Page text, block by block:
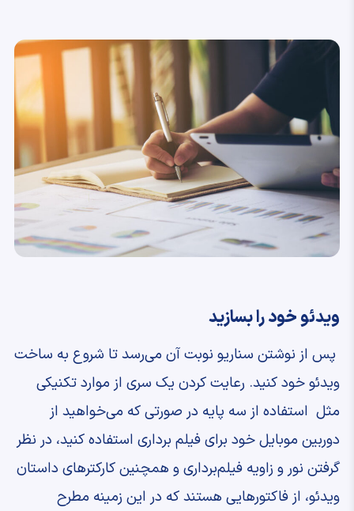
ویدئو خود را بسازید
پس از نوشتن سناریو نوبت آن می‌رسد تا شروع به ساخت
ویدئو خود کنید. رعایت کردن یک سری از موارد تکنیکی
مثل استفاده از سه پایه در صورتی که می‌خواهید از
دوربین موبایل خود برای فیلم‌ برداری استفاده کنید، در نظر
گرفتن نور و زاویه فیلم‌برداری و همچنین کارکترهای داستان
ویدئو، از فاکتورهایی هستند که در این زمینه مطرح